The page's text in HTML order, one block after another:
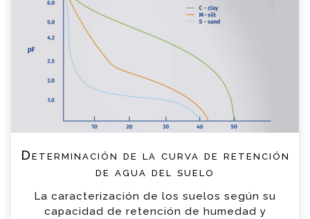
Determinación de la curva de retención
de agua del suelo
La caracterización de los suelos según su
capacidad de retención de humedad y
Estación de laboratorio pF
Extractor de precisión para ciclo de
histéresis completo
Set para determinación de pF con placas
Por favor completa el formulario, un miembro
de nuestro equipo contactara contigo en
Teléfono
Empresa
*